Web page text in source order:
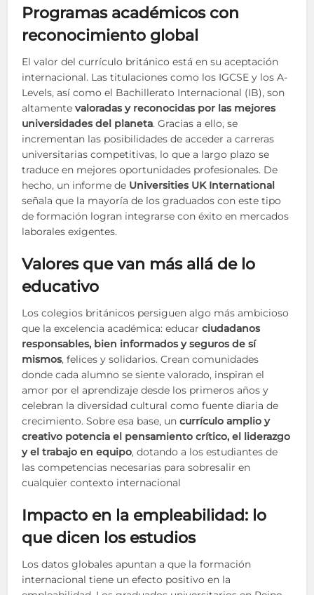
Programas académicos con
reconocimiento global
El valor del currículo británico está en su aceptación
internacional. Las titulaciones como los IGCSE y los A-
Levels, así como el Bachillerato Internacional (IB), son
altamentevaloradas y reconocidas por las mejores
universidades del planeta. Gracias a ello, se
incrementan las posibilidades de acceder a carreras
universitarias competitivas, lo que a largo plazo se
traduce en mejores oportunidades profesionales. De
hecho, un informe de Universities UK International
señala que la mayoría de los graduados con este tipo
de formación logran integrarse con éxito en mercados
laborales exigentes.
Valores que van más allá de lo
educativo
Los colegios británicos persiguen algo más ambicioso
que la excelencia académica: educarciudadanos
responsables, bien informados y seguros de sí
mismos, felices y solidarios. Crean comunidades
donde cada alumno se siente valorado, inspiran el
amor por el aprendizaje desde los primeros años y
celebran la diversidad cultural como fuente diaria de
crecimiento. Sobre esa base, uncurrículo amplio y
creativo potencia el pensamiento crítico, el liderazgo
y el trabajo en equipo, dotando a los estudiantes de
las competencias necesarias para sobresalir en
cualquier contexto internacional
Impacto en la empleabilidad: lo
que dicen los estudios
Los datos globales apuntan a que la formación
internacional tiene un efecto positivo en la